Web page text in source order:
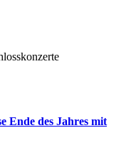
Ende des Jahres mit